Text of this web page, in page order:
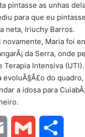
pintasse as unhas
para que eu
neta, Iriuchy Barros.
novamente, Maria foi
da Serra, onde
Terapia Intensiva (UTI).
evoluÃ§Ã£o do
a idosa para